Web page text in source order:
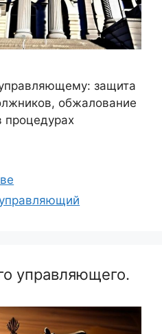
защита
обжалование
управляющего.